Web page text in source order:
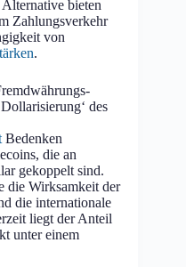
bieten
Zahlungsverkehr
von
.
des
Bedenken
die an
gekoppelt sind.
die Wirksamkeit der
die internationale
liegt der Anteil
unter einem